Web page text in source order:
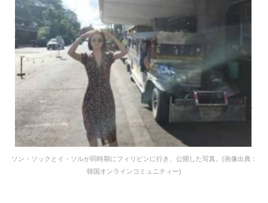
ソン・ソックとイ・ソルが同時期にフィリピンに行き、公開した写真。(画像出典：
韓国オンラインコミュニティー)